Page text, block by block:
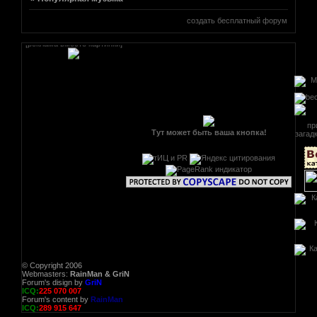
создать бесплатный форум
[реклама вместо картинки]
Тут может быть ваша кнопка!
© Copyright 2006
Webmasters: RainMan & GriN
Forum's disign by GriN
ICQ:225 070 007
Forum's content by RainMan
ICQ:289 915 647